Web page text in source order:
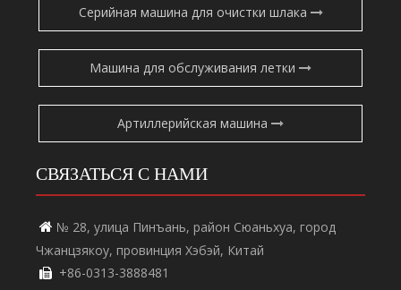
Серийная машина для очистки шлака
Машина для обслуживания летки
Артиллерийская машина
СВЯЗАТЬСЯ С НАМИ
 № 28, улица Пинъань, район Сюаньхуа, город
Чжанцзякоу, провинция Хэбэй, Китай
 +86-0313-3888481